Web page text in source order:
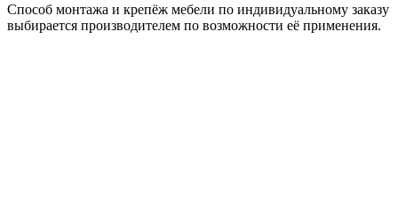
Способ монтажа и крепёж мебели по индивидуальному заказу
выбирается производителем по возможности её применения.